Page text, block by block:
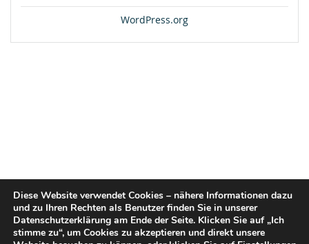
WordPress.org
Diese Website verwendet Cookies – nähere Informationen dazu
und zu Ihren Rechten als Benutzer finden Sie in unserer
Datenschutzerklärung am Ende der Seite. Klicken Sie auf „Ich
stimme zu“, um Cookies zu akzeptieren und direkt unsere